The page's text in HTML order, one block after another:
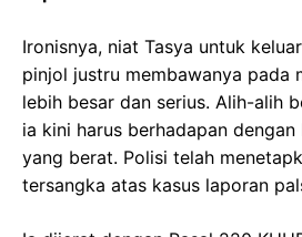
Ironisnya, niat Tasya untuk
pinjol justru membawanya pada
lebih besar dan serius. Alih-alih
ia kini harus berhadapan dengan
yang berat. Polisi telah
tersangka atas kasus laporan